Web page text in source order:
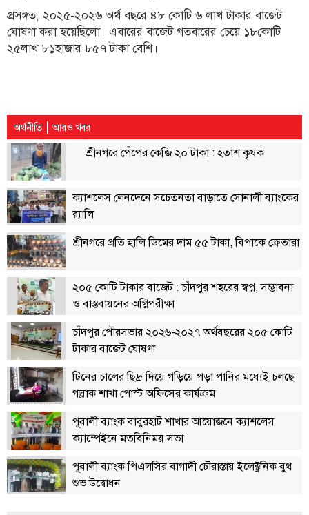
গণমাধ্যম
রাজধানী
ক্যারিয়ার
চাকুরি
সৌখিন
ফটোগ্রাফার
বিতর্কায়ন
নারীকণ্ঠ
চাঁদপুর
কণ্ঠের
প্রতিষ্ঠাবার্ষিকী
ছবি
ভিডিও
আর্কাইভ
পুরানো
আর্কাইভ
প্রসঙ্গত, ২০২৫-২০২৬ অর্থ বছরে ৪৮ কোটি ৬ লাখ টাকার বাজেট
ঘোষণা করা হয়েছিলো। এবারের বাজেট গতবারের চেয়ে ১৮কোটি
২৫লাখ ৮১হাজার ৮৫৭ টাকা বেশি।
অর্থনীতি | আরও খবর
শ্রীনগরে পেঁপের কেজি ২০ টাকা : হতাশ কৃষক
ক্যাশলেস লেনদেনে সচেতনতা বাড়াতে সোনালী ব্যাংকের
র‍্যালি
শ্রীনগরে প্রতি হালি ডিমের দাম ৫৫ টাকা, বিপাকে ক্রেতারা
২০৫ কোটি টাকার বাজেট : চাঁদপুর শহরের স্বপ্ন, সম্ভাবনা
ও বাস্তবায়নের অগ্নিপরীক্ষা
চাঁদপুর পৌরসভার ২০২৬-২০২৭ অর্থবছরের ২০৫ কোটি
টাকার বাজেট ঘোষণা
টিনের চালের ছিদ্র দিয়ে গড়িয়ে পড়া পানির মধ্যেই চলছে
গল্লাক শাখা পোস্ট অফিসের কার্যক্রম
পূবালী ব্যাংক বাবুরহাট শাখার আয়োজনে ক্যাশলেস
ক্যাম্পেইনে মতবিনিময় সভা
পূবালী ব্যাংক পিএলসির বাগাদী চৌরাস্তায় ইলেক্ট্রনিক বুথ
শুভ উদ্বোধন